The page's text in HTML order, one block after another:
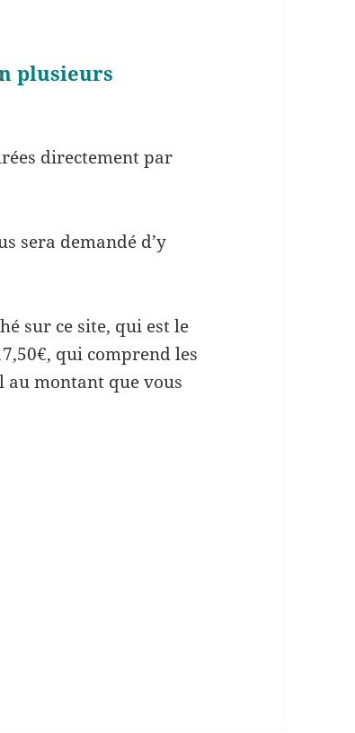
plusieurs
directement par
sera demandé d’y
sur ce site, qui est le
qui comprend les
au montant que vous